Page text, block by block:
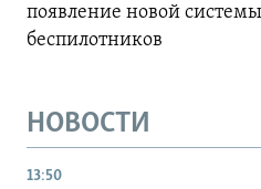
появление новой
беспилотников
НОВОСТИ
13:50